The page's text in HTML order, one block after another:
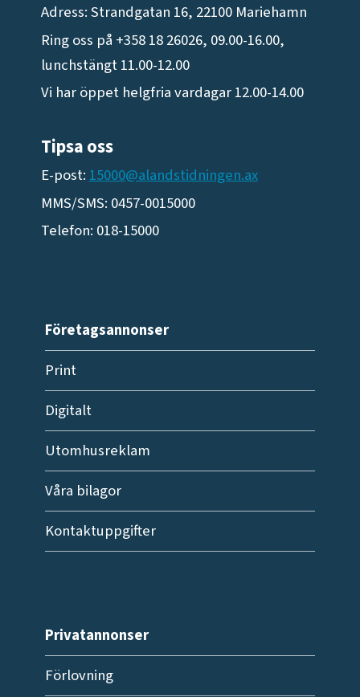
Adress: Strandgatan 16, 22100 Mariehamn
Ring oss på +358 18 26026, 09.00-16.00,
lunchstängt 11.00-12.00
Vi har öppet helgfria vardagar 12.00-14.00
Tipsa oss
E-post: 15000@alandstidningen.ax
MMS/SMS: 0457-0015000
Telefon: 018-15000
Företagsannonser
Print
Digitalt
Utomhusreklam
Våra bilagor
Kontaktuppgifter
Privatannonser
Förlovning